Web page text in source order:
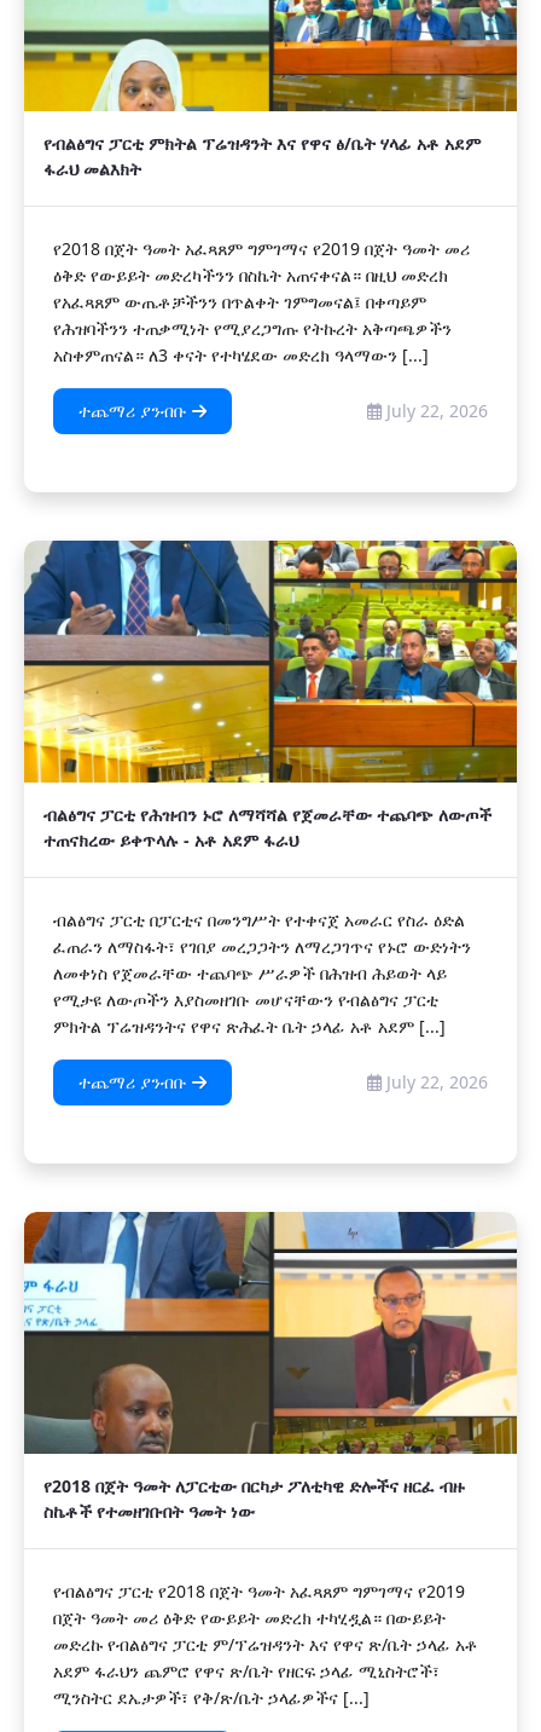
የብልፅግና ፓርቲ ምክትል ፕሬዝዳንት እና የዋና ፅ/ቤት ሃላፊ አቶ አደም
ፋራህ መልእክት
የ2018 በጀት ዓመት አፈጻጸም ግምገማና የ2019 በጀት ዓመት መሪ
ዕቅድ የውይይት መድረካችንን በስኬት አጠናቀናል። በዚህ መድረክ
የአፈጻጸም ውጤቶቻችንን በጥልቀት ገምግመናል፤ በቀጣይም
የሕዝባችንን ተጠቃሚነት የሚያረጋግጡ የትኩረት አቅጣጫዎችን
አስቀምጠናል። ለ3 ቀናት የተካሄደው መድረክ ዓላማውን [...]
ተጨማሪ ያንብቡ July 22, 2026
ብልፅግና ፓርቲ የሕዝብን ኑሮ ለማሻሻል የጀመራቸው ተጨባጭ ለውጦች
ተጠናክረው ይቀጥላሉ - አቶ አደም ፋራህ
ብልፅግና ፓርቲ በፓርቲና በመንግሥት የተቀናጀ አመራር የስራ ዕድል
ፈጠራን ለማስፋት፣ የገበያ መረጋጋትን ለማረጋገጥና የኑሮ ውድነትን
ለመቀነስ የጀመራቸው ተጨባጭ ሥራዎች በሕዝብ ሕይወት ላይ
የሚታዩ ለውጦችን እያስመዘገቡ መሆናቸውን የብልፅግና ፓርቲ
ምክትል ፕሬዝዳንትና የዋና ጽሕፈት ቤት ኃላፊ አቶ አደም [...]
ተጨማሪ ያንብቡ July 22, 2026
የ2018 በጀት ዓመት ለፓርቲው በርካታ ፖለቲካዊ ድሎችና ዘርፈ ብዙ
ስኬቶች የተመዘገቡበት ዓመት ነው
የብልፅግና ፓርቲ የ2018 በጀት ዓመት አፈጻጸም ግምገማና የ2019
በጀት ዓመት መሪ ዕቅድ የውይይት መድረክ ተካሂዷል። በውይይት
መድረኩ የብልፅግና ፓርቲ ም/ፕሬዝዳንት እና የዋና ጽ/ቤት ኃላፊ አቶ
አደም ፋራህን ጨምሮ የዋና ጽ/ቤት የዘርፍ ኃላፊ ሚኒስትሮች፣
ሚንስትር ደኤታዎች፣ የቅ/ጽ/ቤት ኃላፊዎችና [...]